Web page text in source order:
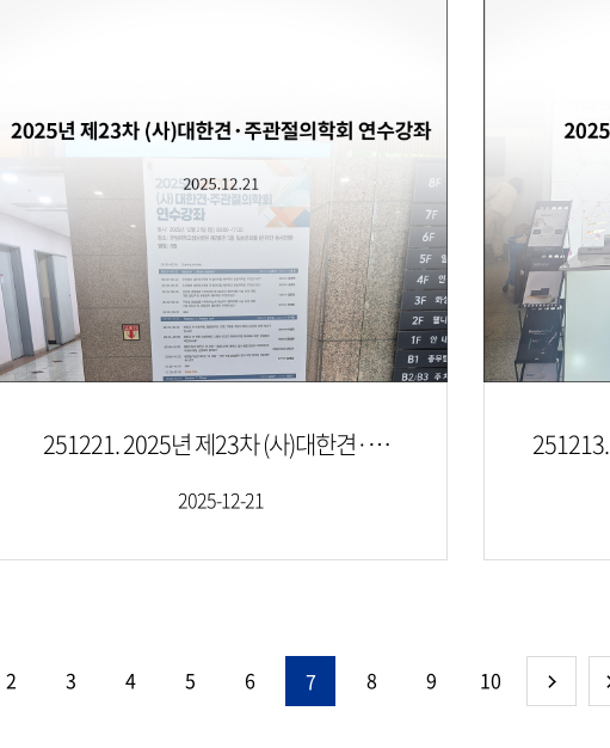
251221. 2025년 제23차 (사)대한견·주관절의학회 연수강좌
2025-12-21
2 3 4 5 6 7 8 9 10